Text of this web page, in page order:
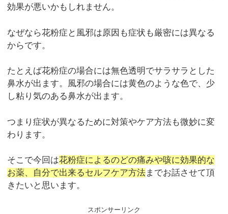
効果が悪いかもしれません。
なぜなら花粉症と風邪は原因も症状も厳密には異なる
からです。
たとえば花粉症の場合には無色透明でサラサラとした
鼻水が出ます。風邪の場合には黄色のような色で、少
し粘り気のある鼻水が出ます。
つまり症状が異なるために対策やケア方法も微妙に変
わります。
そこで今回は花粉症によるのどの痛みや咳に効果的な
お薬、自分で出来るセルフケア方法までお話させて頂
きたいと思います。
スポンサーリンク